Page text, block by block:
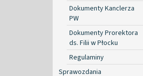
Dokumenty Kanclerza
PW
Dokumenty Prorektora
ds. Filii w Płocku
Regulaminy
Sprawozdania